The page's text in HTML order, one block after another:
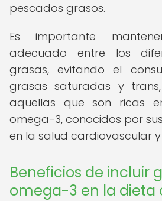
pescados grasos.
Es importante
adecuado entre los
grasas, evitando el
grasas saturadas y
aquellas que son ricas
omega-3, conocidos por
en la salud cardiovascular
Beneficios de incluir
omega-3 en la dieta